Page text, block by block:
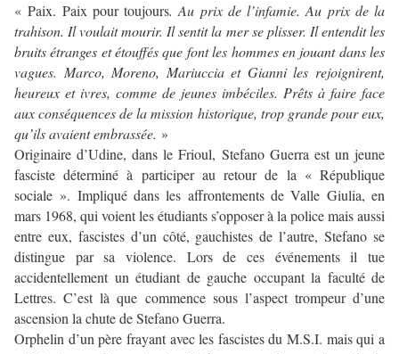
« Paix. Paix pour toujours. Au prix de l’infamie. Au prix de la
trahison. Il voulait mourir. Il sentit la mer se plisser. Il entendit les
bruits étranges et étouffés que font les hommes en jouant dans les
vagues. Marco, Moreno, Mariuccia et Gianni les rejoignirent,
heureux et ivres, comme de jeunes imbéciles. Prêts à faire face
aux conséquences de la mission historique, trop grande pour eux,
qu’ils avaient embrassée. »
Originaire d’Udine, dans le Frioul, Stefano Guerra est un jeune
fasciste déterminé à participer au retour de la « République
sociale ». Impliqué dans les affrontements de Valle Giulia, en
mars 1968, qui voient les étudiants s’opposer à la police mais aussi
entre eux, fascistes d’un côté, gauchistes de l’autre, Stefano se
distingue par sa violence. Lors de ces événements il tue
accidentellement un étudiant de gauche occupant la faculté de
Lettres. C’est là que commence sous l’aspect trompeur d’une
ascension la chute de Stefano Guerra.
Orphelin d’un père frayant avec les fascistes du M.S.I. mais qui a